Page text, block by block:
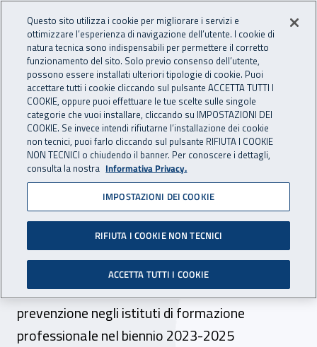
INAIL - Istituto Nazionale
Apri cerca
Navigazione principale
Navigazione - Ti trovi in:
Home Inail comunica News
27 febbraio 2024
A Bergamo la sicurezza
parte dalla scuola
Presentati nella città lombarda i nuovi progetti
per la promozione di una cultura della
prevenzione negli istituti di formazione
professionale nel biennio 2023-2025
Questo sito utilizza i cookie per migliorare i servizi e
ottimizzare l’esperienza di navigazione dell’utente. I cookie di
natura tecnica sono indispensabili per permettere il corretto
funzionamento del sito. Solo previo consenso dell’utente,
possono essere installati ulteriori tipologie di cookie. Puoi
accettare tutti i cookie cliccando sul pulsante ACCETTA TUTTI I
COOKIE, oppure puoi effettuare le tue scelte sulle singole
categorie che vuoi installare, cliccando su IMPOSTAZIONI DEI
COOKIE. Se invece intendi rifiutarne l’installazione dei cookie
non tecnici, puoi farlo cliccando sul pulsante RIFIUTA I COOKIE
NON TECNICI o chiudendo il banner. Per conoscere i dettagli,
consulta la nostra Informativa Privacy.
IMPOSTAZIONI DEI COOKIE
RIFIUTA I COOKIE NON TECNICI
ACCETTA TUTTI I COOKIE